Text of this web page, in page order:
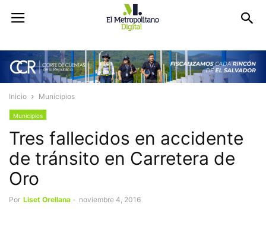
Inicio Municipios
Municipios
Tres fallecidos en accidente
de tránsito en Carretera de
Oro
Por Liset Orellana - noviembre 4, 2016